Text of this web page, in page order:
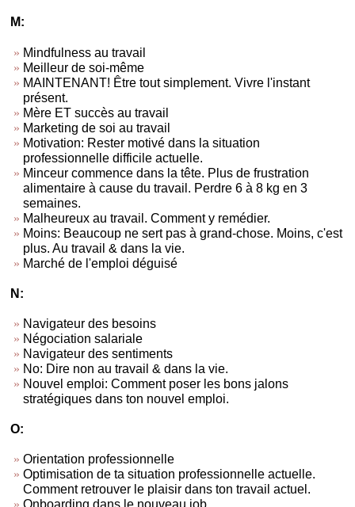
M:
Mindfulness au travail
Meilleur de soi-même
MAINTENANT! Être tout simplement. Vivre l'instant
présent.
Mère ET succès au travail
Marketing de soi au travail
Motivation: Rester motivé dans la situation
professionnelle difficile actuelle.
Minceur commence dans la tête. Plus de frustration
alimentaire à cause du travail. Perdre 6 à 8 kg en 3
semaines.
Malheureux au travail. Comment y remédier.
Moins: Beaucoup ne sert pas à grand-chose. Moins, c'est
plus. Au travail & dans la vie.
Marché de l'emploi déguisé
N:
Navigateur des besoins
Négociation salariale
Navigateur des sentiments
No: Dire non au travail & dans la vie.
Nouvel emploi: Comment poser les bons jalons
stratégiques dans ton nouvel emploi.
O:
Orientation professionnelle
Optimisation de ta situation professionnelle actuelle.
Comment retrouver le plaisir dans ton travail actuel.